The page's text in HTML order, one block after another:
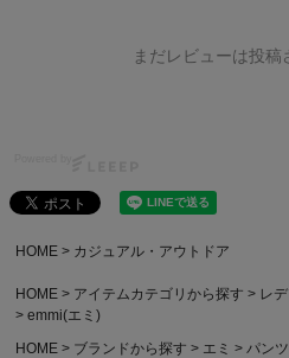
まだレビューは投稿
HOME カジュアル・アウトドア
HOME アイテムカテゴリから探す レ
emmi(エミ)
HOME
ブランドから探す エミ パンツ